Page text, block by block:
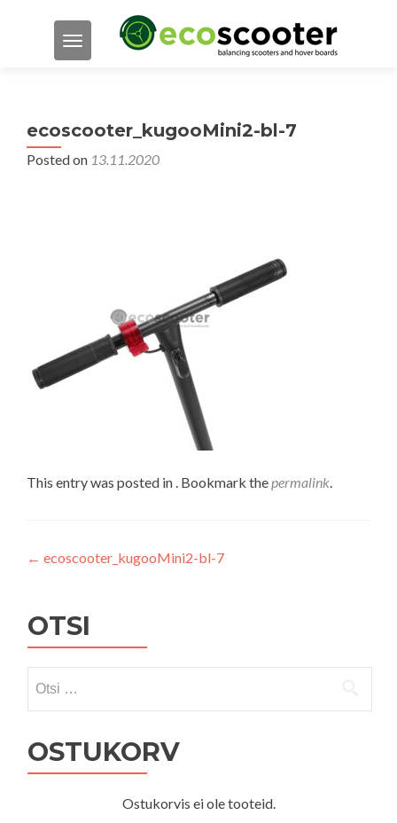
TOGGLE NAVIGATION
ecoscooter_kugooMini2-bl-7
Posted on 13.11.2020
This entry was posted in . Bookmark thepermalink.
Navigeerimine
← ecoscooter_kugooMini2-bl-7
OTSI
OSTUKORV
Ostukorvis ei ole tooteid.